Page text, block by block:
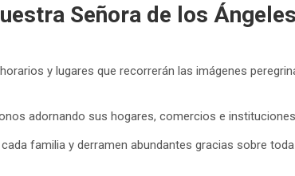
Señora de los Ángeles
y lugares que recorrerán las imágenes
adornando sus hogares, comercios e
familia y derramen abundantes gracias sobre